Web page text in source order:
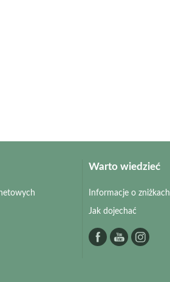
Warto wiedzieć
Informacje o zniżkach
Jak dojechać